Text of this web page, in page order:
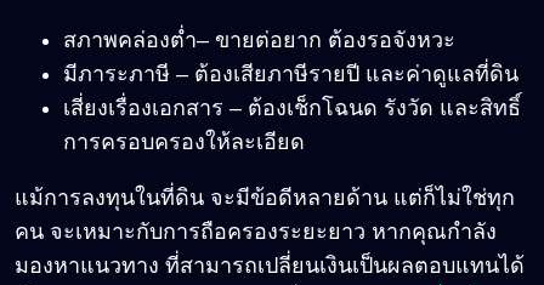
สภาพคล่องต่ำ– ขายต่อยาก ต้องรอจังหวะ
มีภาระภาษี – ต้องเสียภาษีรายปี และค่าดูแลที่ดิน
เสี่ยงเรื่องเอกสาร – ต้องเช็กโฉนด รังวัด และสิทธิ์
การครอบครองให้ละเอียด
แม้การลงทุนในที่ดิน จะมีข้อดีหลายด้าน แต่ก็ไม่ใช่ทุก
คน จะเหมาะกับการถือครองระยะยาว หากคุณกำลัง
มองหาแนวทาง ที่สามารถเปลี่ยนเงินเป็นผลตอบแทนได้